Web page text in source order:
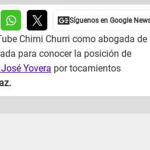
Chimi Churri como abogada de
para conocer la posición de
Yovera por tocamientos